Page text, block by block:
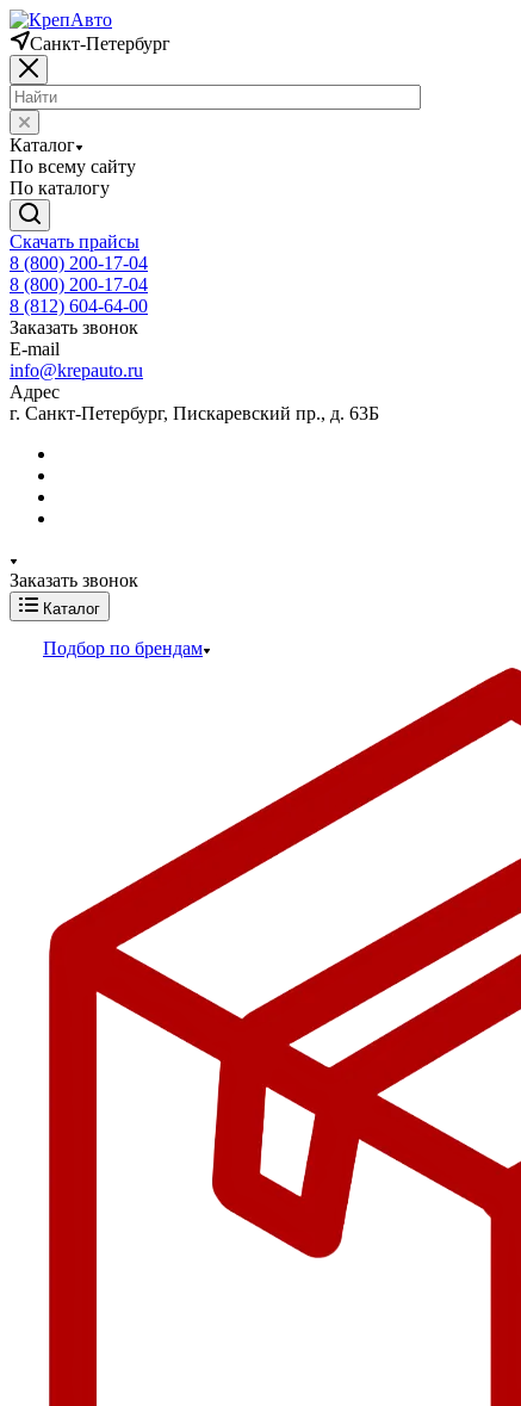
Санкт-Петербург
Каталог
По всему сайту
По каталогу
Скачать прайсы
8 (800) 200-17-04
8 (800) 200-17-04
8 (812) 604-64-00
Заказать звонок
E-mail
info@krepauto.ru
Адрес
г. Санкт-Петербург, Пискаревский пр., д. 63Б
Заказать звонок
Каталог
Подбор по брендам